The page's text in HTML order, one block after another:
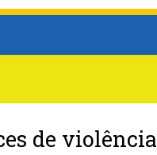
de violência